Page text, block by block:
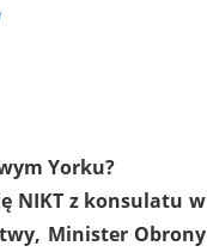
Yorku?
NIKT z konsulatu w
Minister Obrony